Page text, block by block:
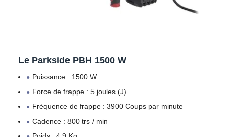
Le Parkside PBH 1500 W
Puissance : 1500 W
Force de frappe : 5 joules (J)
Fréquence de frappe : 3900 Coups par minute
Cadence : 800 trs / min